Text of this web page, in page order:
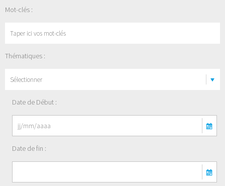
Mot-clés :
Thématiques :
Sélectionner
Date de Début :
Date de fin :